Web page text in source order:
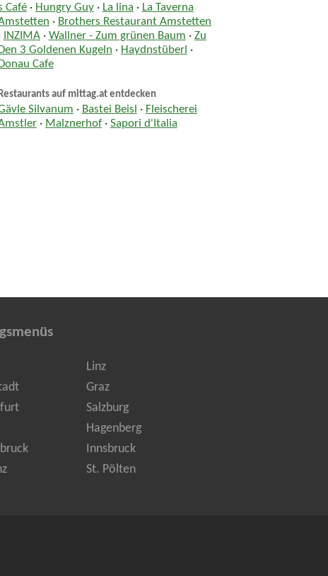
Café· Hungry Guy· La lina · La Taverna
· Brothers Restaurant Amstetten
INZIMA· Wallner - Zum grünen Baum · Zu
Den 3 Goldenen Kugeln · Haydnstüberl ·
Donau Cafe
auf mittag.at entdecken
Silvanum · Bastei Beisl · Fleischerei
· Malznerhof· Sapori d'Italia
Linz
Graz
Salzburg
Hagenberg
Innsbruck
St. Pölten